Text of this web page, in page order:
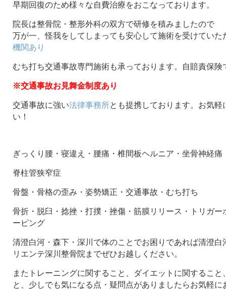
早期回復のため様々な自費治療をおこなっております。
院長は整骨院・整形外科の双方で研修を積みましたので
万が一、怪我をしてしまっても安心して施術を受けていた
機関あり
むち打ち交通事故専門施術も承っております。自賠責保険
※交通事故お見舞金制度あり
交通事故に強い法律事務所とも提携しております。お気軽
い！
ぎっくり腰・寝違え・腰痛・椎間板ヘルニア・坐骨神経痛
脊柱管狭窄症
骨盤・骨格の歪み・姿勢矯正・交通事故・むち打ち
骨折・脱臼・捻挫・打撲・挫傷・筋膜リリース・トリガー
ーピング
清澄白河・森下・深川で体のことでお困りであれば清澄
リエンテ深川整骨院までぜひお越しください。
またトレーニングに関すること、ダイエットに関するこ
と、少しでも気になる点・疑問点がありましたらお気軽に